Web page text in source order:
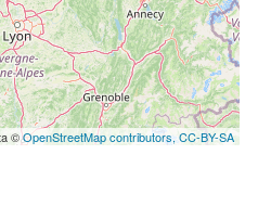
©OpenStreetMap contributors, CC-BY-SA